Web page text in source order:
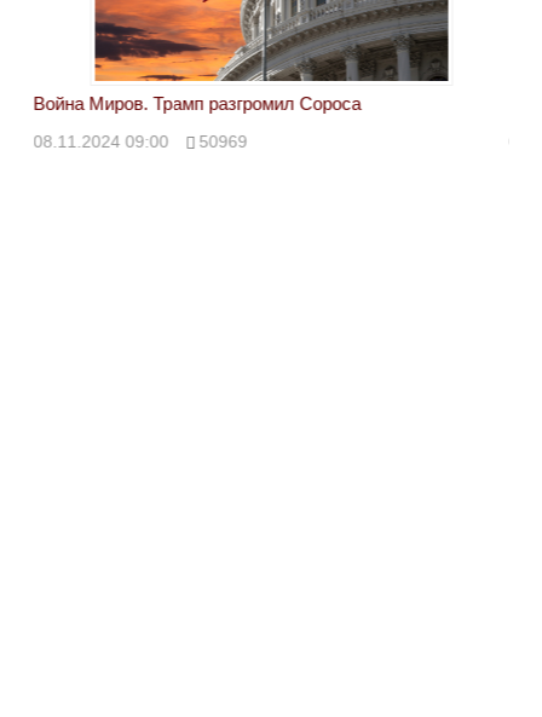
Война Миров. Трамп разгромил Сороса
08.11.2024 09:00 50969